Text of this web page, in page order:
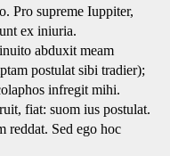
Pro supreme Iuppiter,
ex iniuria.
abduxit meam
postulat sibi tradier);
infregit mihi.
fiat: suom ius postulat.
reddat. Sed ego hoc